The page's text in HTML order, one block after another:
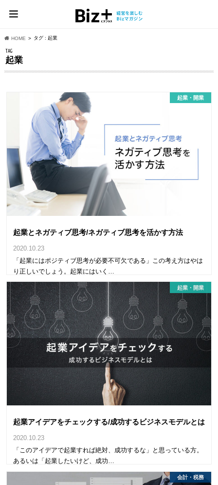
HOME タグ : 起業
TAG
起業
起業・開業
起業とネガティブ思考/ネガティブ思考を活かす方法
2020.10.23
「起業にはポジティブ思考が必要不可欠である」この考え方はやは
り正しいでしょう。起業にはいく…
起業・開業
起業アイデアをチェックする/成功するビジネスモデルとは
2020.10.23
「このアイデアで起業すれば絶対、成功するな」と思っている方。
あるいは「起業したいけど、成功…
会計・税務